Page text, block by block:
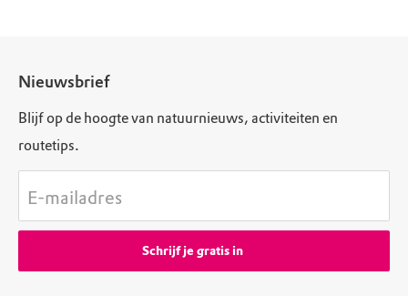
Nieuwsbrief
Blijf op de hoogte van natuurnieuws, activiteiten en
routetips.
E-mailadres
Schrijf je gratis in